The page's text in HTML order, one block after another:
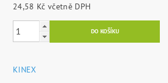
24,58 Kč včetně DPH
KINEX